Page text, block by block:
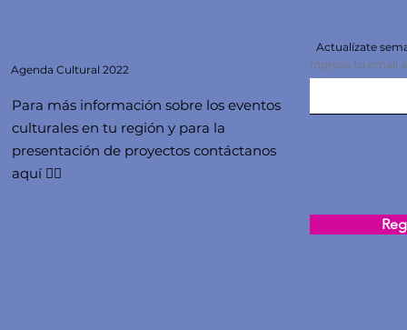
Agenda Cultural 2022
Para más información sobre los eventos
culturales en tu región y para la
presentación de proyectos contáctanos
aquí 👇🏻
Actualízate
Ingresa tu email